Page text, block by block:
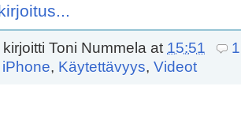
Toni Nummela at 15:51
iPhone, Käytettävyys, Videot